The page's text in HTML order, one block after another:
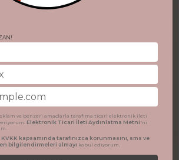
ve benzeri amaçlarla tarafıma ticari elektronik ileti
Elektronik Ticari İleti Aydınlatma Metni 'ni
KVKK kapsamında tarafınızca korunmasını, sms ve
bilgilendirmeleri almayı kabul ediyorum.